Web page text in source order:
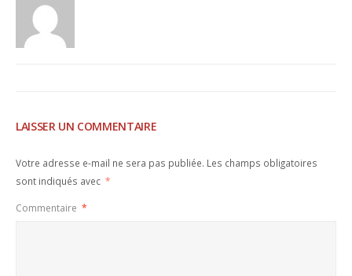
LAISSER UN COMMENTAIRE
Votre adresse e-mail ne sera pas publiée. Les champs obligatoires
sont indiqués avec *
Commentaire *